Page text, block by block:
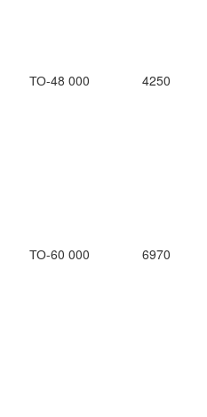
ТО-48 000 4250
ТО-60 000 6970